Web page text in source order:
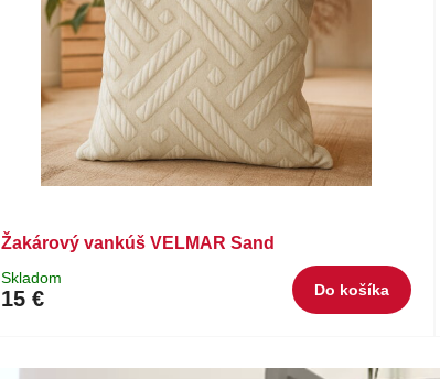
Žakárový vankúš VELMAR Sand
Skladom
15 € Do košíka